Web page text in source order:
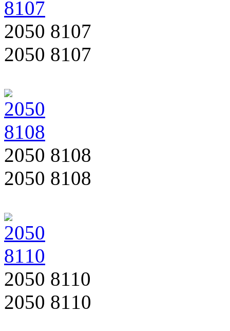
2050 8107
2050 8107
2050 8108
2050 8108
2050 8110
2050 8110